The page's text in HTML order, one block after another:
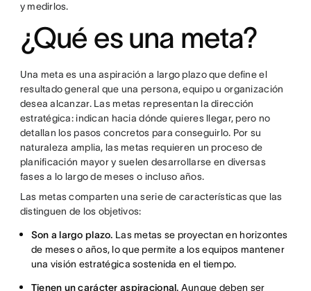
y medirlos.
¿Qué es una meta?
Una meta es una aspiración a largo plazo que define el
resultado general que una persona, equipo u organización
desea alcanzar. Las metas representan la dirección
estratégica: indican hacia dónde quieres llegar, pero no
detallan los pasos concretos para conseguirlo. Por su
naturaleza amplia, las metas requieren un proceso de
planificación mayor y suelen desarrollarse en diversas
fases a lo largo de meses o incluso años.
Las metas comparten una serie de características que las
distinguen de los objetivos:
Son a largo plazo. Las metas se proyectan en horizontes
de meses o años, lo que permite a los equipos mantener
una visión estratégica sostenida en el tiempo.
Tienen un carácter aspiracional. Aunque deben ser